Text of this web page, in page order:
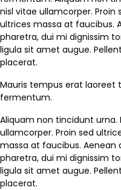
nisl vitae ullamcorper. Proin
ultrices massa at faucibus.
pharetra, dui mi dignissim
ligula sit amet augue.
placerat.
Mauris tempus erat laoreet
fermentum.
Aliquam non tincidunt
ullamcorper. Proin sed
massa at faucibus. Aenean
pharetra, dui mi dignissim
ligula sit amet augue.
placerat.